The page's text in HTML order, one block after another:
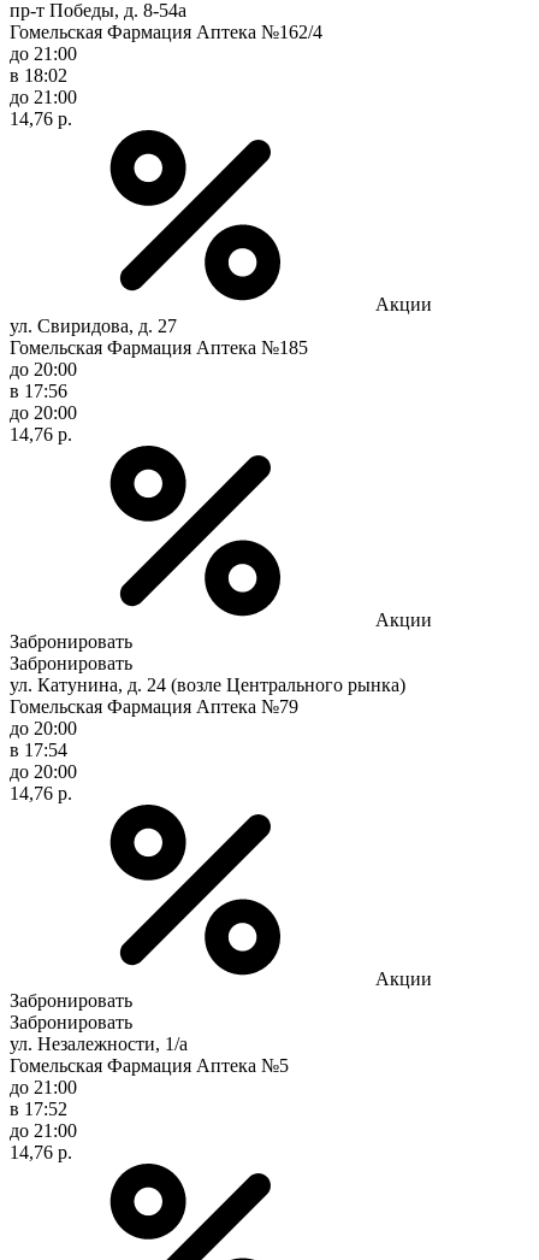
пр-т Победы, д. 8-54а
Гомельская Фармация Аптека №162/4
до 21:00
в 18:02
до 21:00
14,76 р.
Акции
ул. Свиридова, д. 27
Гомельская Фармация Аптека №185
до 20:00
в 17:56
до 20:00
14,76 р.
Акции
Забронировать
Забронировать
ул. Катунина, д. 24 (возле Центрального рынка)
Гомельская Фармация Аптека №79
до 20:00
в 17:54
до 20:00
14,76 р.
Акции
Забронировать
Забронировать
ул. Незалежности, 1/а
Гомельская Фармация Аптека №5
до 21:00
в 17:52
до 21:00
14,76 р.